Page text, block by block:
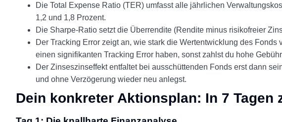
Die Total Expense Ratio (TER) umfasst alle jährlichen
1,2 und 1,8 Prozent.
Die Sharpe-Ratio setzt die Überrendite (Rendite minus risikofreier
Der Tracking Error zeigt an, wie stark die Wertentwicklung des
einen signifikanten Tracking Error haben, sonst zahlst du hohe
Der Zinseszinseffekt entfaltet bei ausschüttenden Fonds erst dann
und ohne Verzögerung wieder neu anlegst.
Dein konkreter Aktionsplan: In 7 Tagen